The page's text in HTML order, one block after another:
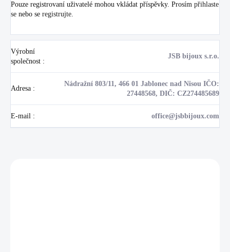
Pouze registrovaní uživatelé mohou vkládat příspěvky. Prosím přihlaste
se nebo se registrujte
Výrobní
společnost :
JSB bijoux s.r.o.
Adresa :
Nádražní 803/11, 466 01 Jablonec nad Nisou IČO:
27448568, DIČ: CZ274485689
E-mail : office@jsbbijoux.com